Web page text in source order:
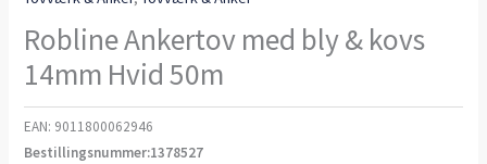
Robline Ankertov med bly & kovs
14mm Hvid 50m
EAN: 9011800062946
Bestillingsnummer:1378527